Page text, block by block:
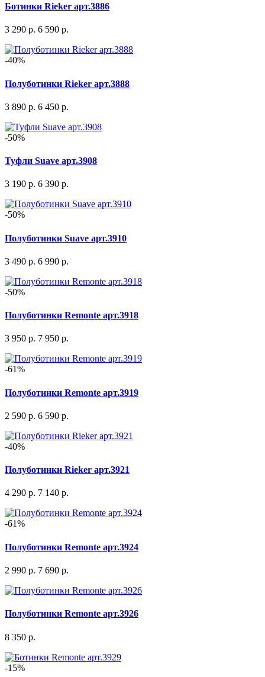
Ботинки Rieker арт.3886
3 290 р. 6 590 р.
-40%
Полуботинки Rieker арт.3888
3 890 р. 6 450 р.
-50%
Туфли Suave арт.3908
3 190 р. 6 390 р.
-50%
Полуботинки Suave арт.3910
3 490 р. 6 990 р.
-50%
Полуботинки Remonte арт.3918
3 950 р. 7 950 р.
-61%
Полуботинки Remonte арт.3919
2 590 р. 6 590 р.
-40%
Полуботинки Rieker арт.3921
4 290 р. 7 140 р.
-61%
Полуботинки Remonte арт.3924
2 990 р. 7 690 р.
Полуботинки Remonte арт.3926
8 350 р.
-15%